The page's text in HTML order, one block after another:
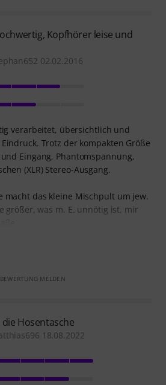
Kopfhörer leise und
02.02.2016
verarbeitet, übersichtlich und
Trotz der kompakten Größe
Eingang, Phantomspannung,
(XLR) Stereo-Ausgang.
macht das kleine Mischpult um jew.
größer, was m. E. unnötig ist, mir
BEWERTUNG MELDEN
Hosentasche
18.08.2022